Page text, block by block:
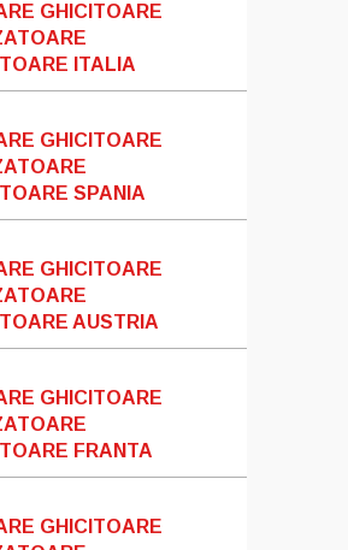
GHICITOARE
ITALIA
GHICITOARE
SPANIA
GHICITOARE
AUSTRIA
GHICITOARE
FRANTA
GHICITOARE